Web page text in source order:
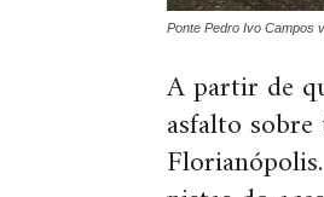
Ponte Pedro Ivo Campos
A partir de
asfalto